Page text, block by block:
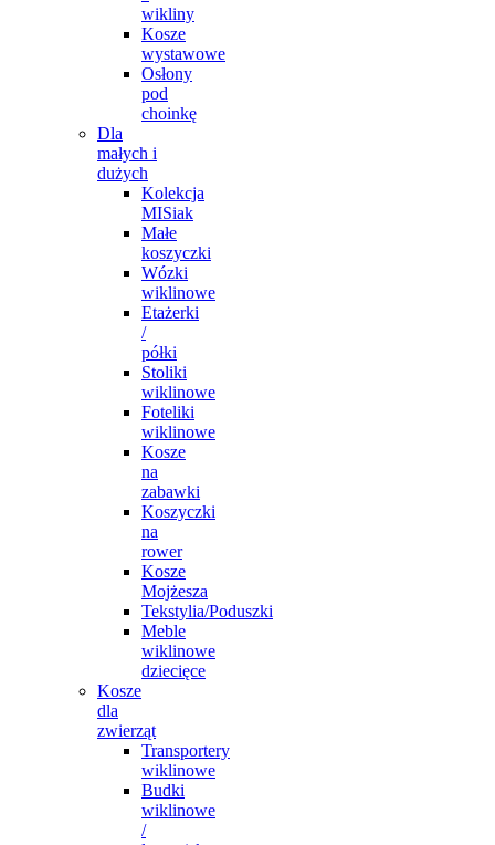
wikliny
Kosze
wystawowe
Osłony
pod
choinkę
Dla
małych i
dużych
Kolekcja
MISiak
Małe
koszyczki
Wózki
wiklinowe
Etażerki
/
półki
Stoliki
wiklinowe
Foteliki
wiklinowe
Kosze
na
zabawki
Koszyczki
na
rower
Kosze
Mojżesza
Tekstylia/Poduszki
Meble
wiklinowe
dziecięce
Kosze
dla
zwierząt
Transportery
wiklinowe
Budki
wiklinowe
/